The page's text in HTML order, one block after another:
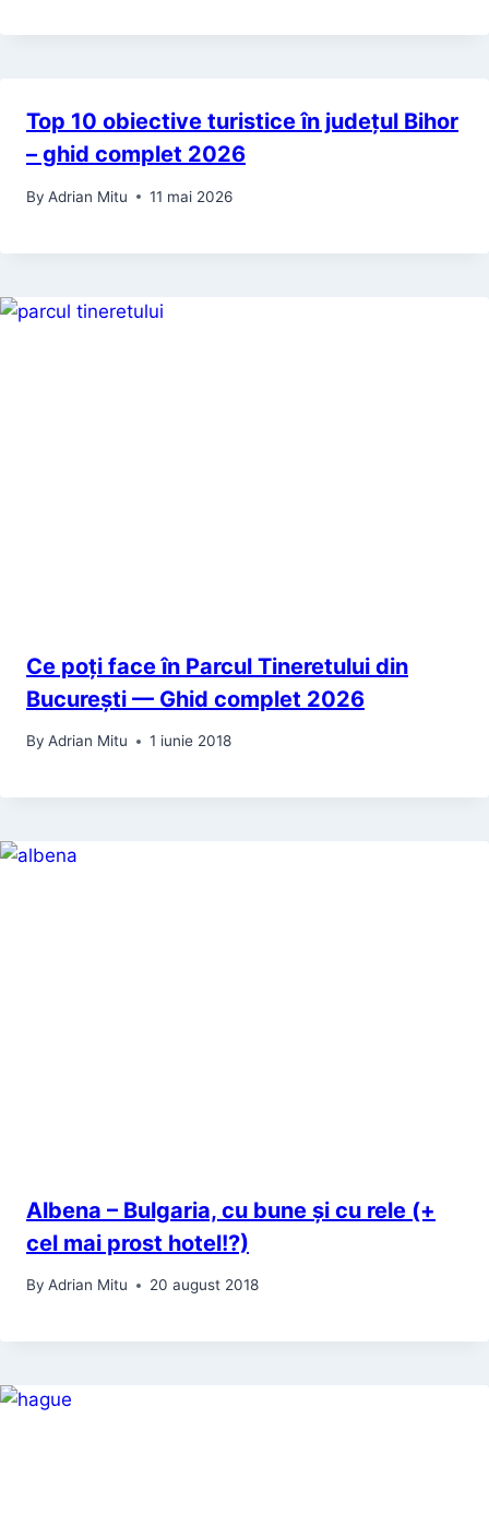
Top 10 obiective turistice în județul Bihor
– ghid complet 2026
By Adrian Mitu 11 mai 2026
Ce poți face în Parcul Tineretului din
București — Ghid complet 2026
By Adrian Mitu 1 iunie 2018
Albena – Bulgaria, cu bune și cu rele (+
cel mai prost hotel!?)
By Adrian Mitu 20 august 2018